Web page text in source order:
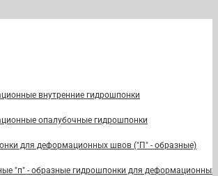
внутренние гидрошпонки
опалубочные гидрошпонки
для деформационных швов ("П" - образные)
"п" - образные гидрошпонки для деформационных